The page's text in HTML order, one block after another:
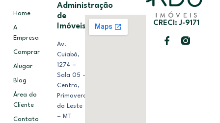
CRECI: J-9171
Home
A
Empresa
Comprar
Alugar
Blog
Área do
Cliente
Contato
Administração
de
Imóveis
Av.
Cuiabá,
1274 –
Sala 05 –
Centro,
Primavera
do Leste
– MT